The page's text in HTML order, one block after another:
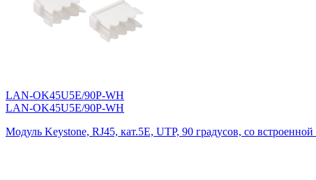
LAN-OK45U5E/90P-WH
LAN-OK45U5E/90P-WH
Модуль Keystone, RJ45, кат.5E, UTP, 90 градусов, со